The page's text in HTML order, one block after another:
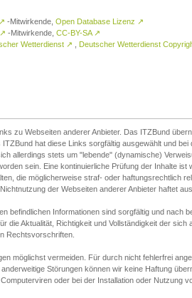
↗ -Mitwirkende, Open Database Lizenz ↗
↗ -Mitwirkende, CC-BY-SA ↗
Wetterdienst ↗ Deutscher Wetterdienst
zu Webseiten anderer Anbieter. Das ITZBund
hat diese Links sorgfältig ausgewählt und
allerdings stets um "lebende" (dynamische)
sein. Eine kontinuierliche Prüfung der Inhalte
die möglicherweise straf- oder haftungsrechtlich
der Webseiten anderer Anbieter haftet
befindlichen Informationen sind sorgfältig und nach
die Aktualität, Richtigkeit und Vollständigkeit der sich
Rechtsvorschriften.
möglichst vermeiden. Für durch nicht fehlerfrei
Störungen können wir keine Haftung
oder bei der Installation oder Nutzung